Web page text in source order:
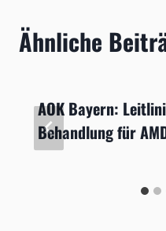
Ähnliche
AOK Bayern:
Behandlung für